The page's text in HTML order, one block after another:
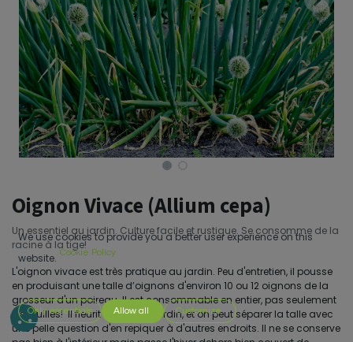
Oignon Vivace (Allium cepa)
Un essentiel au jardin. Culture facile et rustique. Se consomme de la
racine à la tige!
L'oignon vivace est très pratique au jardin. Peu d'entretien, il pousse
en produisant une talle d’oignons d'environ 10 ou 12 oignons de la
grosseur d'un poireau. Il est consommable en entier, pas seulement
les feuilles! Il fleurit très tôt au jardin, et on peut séparer la talle avec
une pelle question d'en repiquer à d'autres endroits. Il ne se conserve
We use cookies to provide you a better user experience on this
website. Cookie Policy
Only essentials Allow all Customize